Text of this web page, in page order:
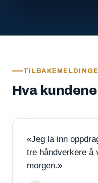
Hva
«Jeg la inn
tre håndverkere å
morgen.»